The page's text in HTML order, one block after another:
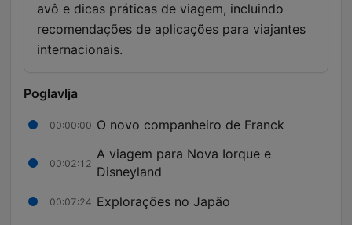
avô e dicas práticas de viagem, incluindo
recomendações de aplicações para viajantes
internacionais.
Poglavlja
00:00:00 O novo companheiro de Franck
00:02:12
A viagem para Nova Iorque e
Disneyland
00:07:24 Explorações no Japão